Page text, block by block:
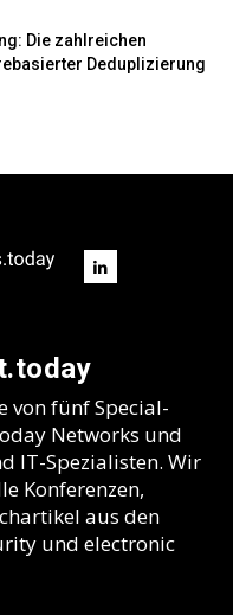
Die zahlreichen
Deduplizierung
von fünf Special-
Networks und
IT-Spezialisten. Wir
Konferenzen,
aus den
und electronic